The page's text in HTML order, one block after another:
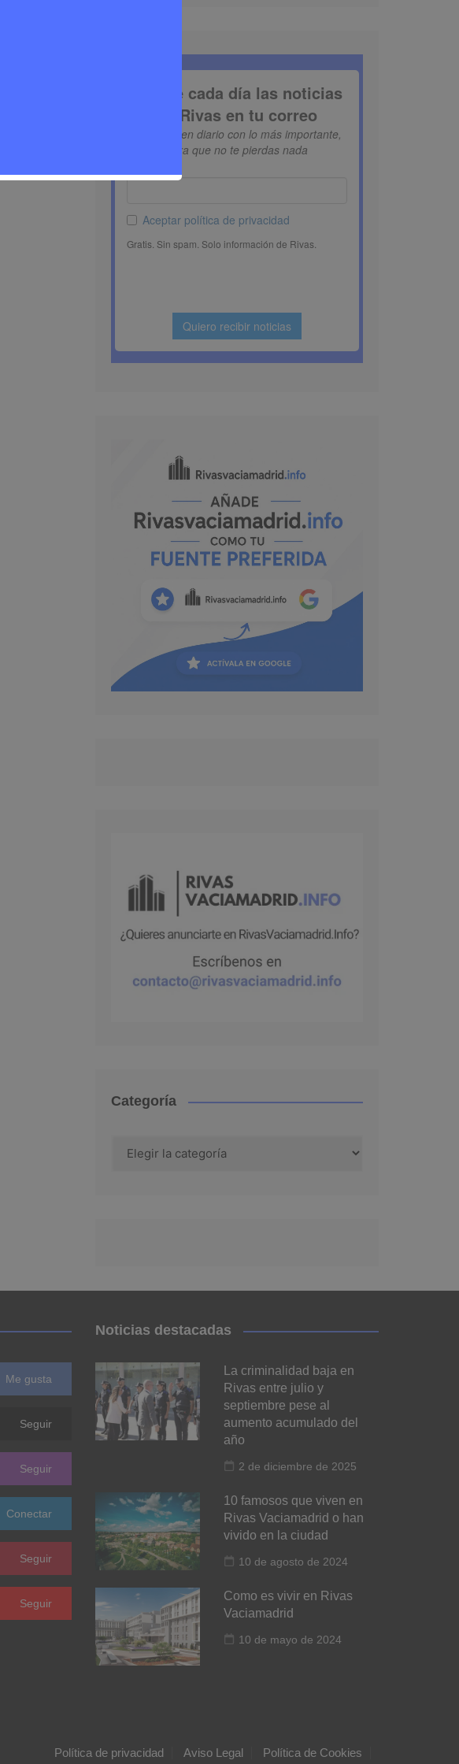
Categoría
Me gusta
Seguir
Seguir
Conectar
Seguir
Seguir
Noticias destacadas
La criminalidad baja en
Rivas entre julio y
septiembre pese al
aumento acumulado del
año
2 de diciembre de 2025
10 famosos que viven en
Rivas Vaciamadrid o han
vivido en la ciudad
10 de agosto de 2024
Como es vivir en Rivas
Vaciamadrid
10 de mayo de 2024
Política de privacidad Aviso Legal Política de Cookies